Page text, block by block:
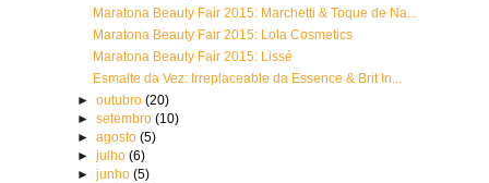
Maratona Beauty Fair 2015: Marchetti & Toque de Na...
Maratona Beauty Fair 2015: Lola Cosmetics
Maratona Beauty Fair 2015: Lissé
Esmalte da Vez: Irreplaceable da Essence & Brit In...
► outubro (20)
► setembro (10)
► agosto (5)
► julho (6)
► junho (5)